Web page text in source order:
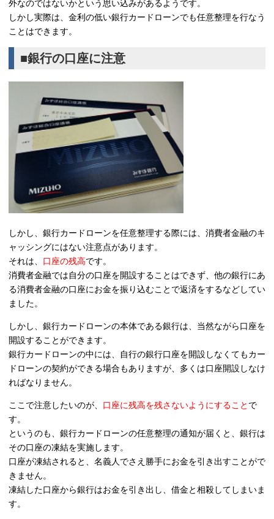
外なのではないかという思い込みがあるようです。
しかし実際は、金利の低い銀行カードローンでも任意整理を行なう
ことはできます。
■銀行の口座に注意
しかし、銀行カードローンを任意整理する際には、消費者金融のキ
ャッシングにはない注意点があります。
それは、 口座の残高です。
消費者金融では自分の口座を開設することはできず、他の銀行にあ
る消費者金融の口座にお金を振り込むことで返済をするなどしてい
ました。
しかし、銀行カードローンの本体である銀行は、当然ながら口座を
開設することができます。
銀行カードローンの中には、自行の銀行口座を開設しなくてもカー
ドローンの契約ができる場合もありますが、多くは口座開設しなけ
ればなりません。
ここで注意したいのが、 口座に残高を残さないようにすること で
す。
というのも、銀行カードローンの任意整理の通知が届くと、銀行は
その口座の凍結を実施します。
口座が凍結されると、名義人でさえ勝手にお金を引き出すことがで
きません。
凍結した口座から銀行はお金を引き出し、借金と相殺してしまいま
す。